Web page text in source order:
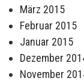
März 2015
Februar 2015
Januar 2015
Dezember
November